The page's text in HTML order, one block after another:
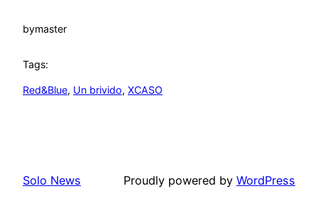
bymaster
Tags:
Red&Blue, Un brivido, XCASO
Solo News Proudly powered by WordPress